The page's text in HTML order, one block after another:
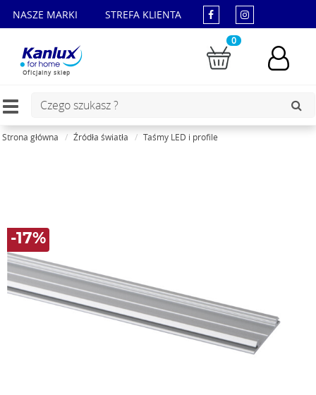
NASZE MARKI STREFA KLIENTA
Oficjalny sklep
0
Toggle
Strona główna Źródła światła Taśmy LED i profile
-17%